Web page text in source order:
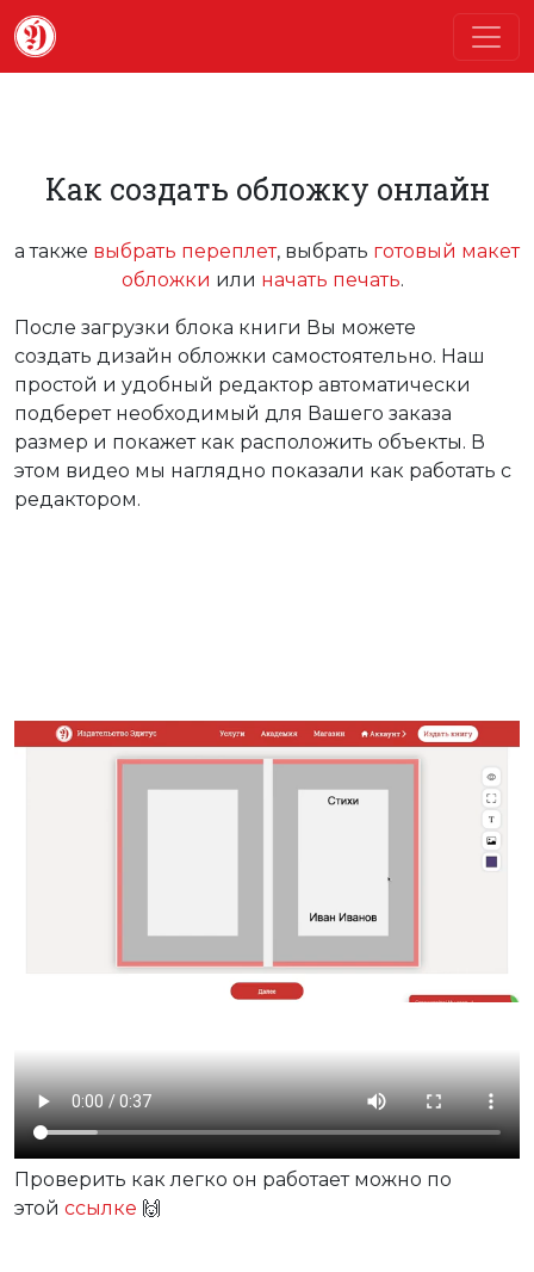
Как создать обложку онлайн
а также выбрать переплет, выбрать готовый макет
обложки или начать печать.
После загрузки блока книги Вы можете
создать дизайн обложки самостоятельно. Наш
простой и удобный редактор автоматически
подберет необходимый для Вашего заказа
размер и покажет как расположить объекты. В
этом видео мы наглядно показали как работать с
редактором.
Проверить как легко он работает можно по
этой ссылке 🙌